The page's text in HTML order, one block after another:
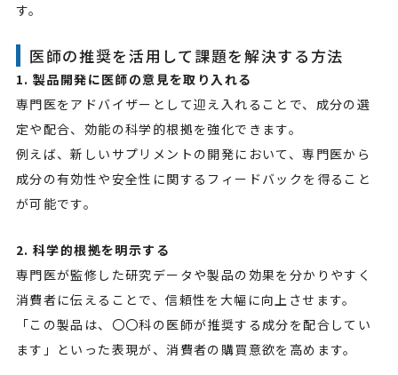
す。
医師の推奨を活用して課題を解決する方法
1. 製品開発に医師の意見を取り入れる
専門医をアドバイザーとして迎え入れることで、成分の選
定や配合、効能の科学的根拠を強化できます。
例えば、新しいサプリメントの開発において、専門医から
成分の有効性や安全性に関するフィードバックを得ること
が可能です。
2. 科学的根拠を明示する
専門医が監修した研究データや製品の効果を分かりやすく
消費者に伝えることで、信頼性を大幅に向上させます。
「この製品は、〇〇科の医師が推奨する成分を配合してい
ます」といった表現が、消費者の購買意欲を高めます。